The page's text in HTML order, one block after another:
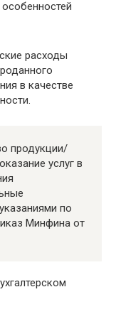
расходы
в качестве
продукции/
услуг в
по
Минфина от